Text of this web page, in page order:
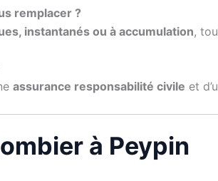
remplacer ?
instantanés ou à accumulation,
assurance responsabilité civile et
à Peypin